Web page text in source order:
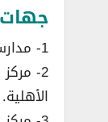
1- مدارس الحصان العالمية.
2-
الأهلية.